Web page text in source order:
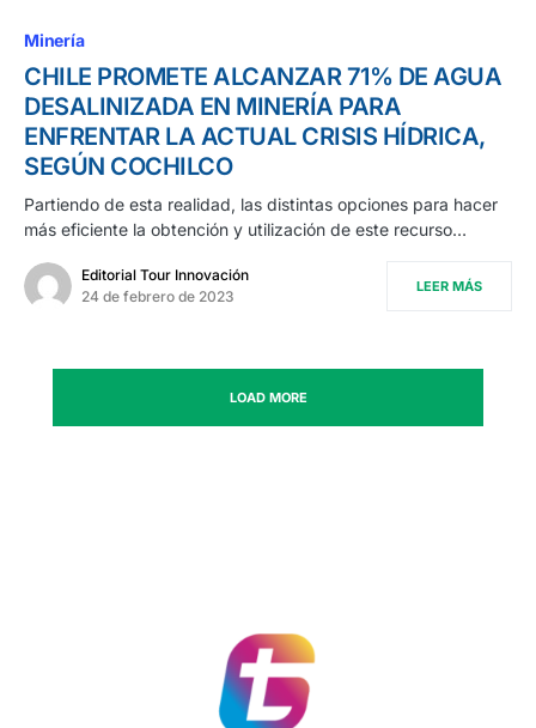
Minería
CHILE PROMETE ALCANZAR 71% DE AGUA
DESALINIZADA EN MINERÍA PARA
ENFRENTAR LA ACTUAL CRISIS HÍDRICA,
SEGÚN COCHILCO
Partiendo de esta realidad, las distintas opciones para hacer
más eficiente la obtención y utilización de este recurso…
Editorial Tour Innovación
24 de febrero de 2023
LEER MÁS
LOAD MORE